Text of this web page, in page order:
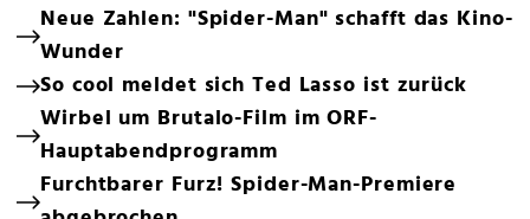
Neue Zahlen: "Spider-Man" schafft das Kino-
Wunder
So cool meldet sich Ted Lasso ist zurück
Wirbel um Brutalo-Film im ORF-
Hauptabendprogramm
Furchtbarer Furz! Spider-Man-Premiere